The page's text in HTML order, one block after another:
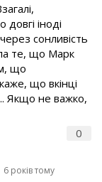
0
іноді
сонливість
те, що Марк
що
що вкінці
Якщо не важко,
6 років тому